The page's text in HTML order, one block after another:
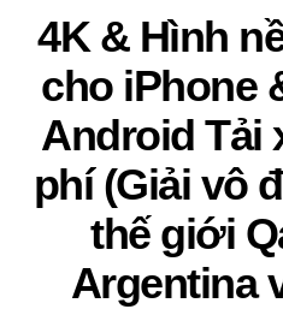
4K & Hình
cho iPhone
Android Tải
phí (Giải vô
thế giới
Argentina